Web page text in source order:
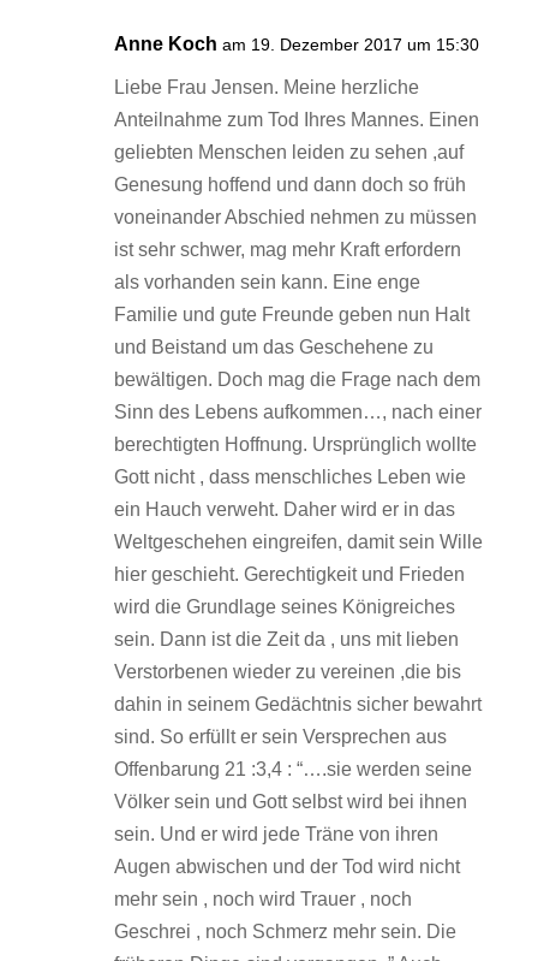
Anne Koch am 19. Dezember 2017 um 15:30
Liebe Frau Jensen. Meine herzliche
Anteilnahme zum Tod Ihres Mannes. Einen
geliebten Menschen leiden zu sehen ,auf
Genesung hoffend und dann doch so früh
voneinander Abschied nehmen zu müssen
ist sehr schwer, mag mehr Kraft erfordern
als vorhanden sein kann. Eine enge
Familie und gute Freunde geben nun Halt
und Beistand um das Geschehene zu
bewältigen. Doch mag die Frage nach dem
Sinn des Lebens aufkommen…, nach einer
berechtigten Hoffnung. Ursprünglich wollte
Gott nicht , dass menschliches Leben wie
ein Hauch verweht. Daher wird er in das
Weltgeschehen eingreifen, damit sein Wille
hier geschieht. Gerechtigkeit und Frieden
wird die Grundlage seines Königreiches
sein. Dann ist die Zeit da , uns mit lieben
Verstorbenen wieder zu vereinen ,die bis
dahin in seinem Gedächtnis sicher bewahrt
sind. So erfüllt er sein Versprechen aus
Offenbarung 21 :3,4 : “….sie werden seine
Völker sein und Gott selbst wird bei ihnen
sein. Und er wird jede Träne von ihren
Augen abwischen und der Tod wird nicht
mehr sein , noch wird Trauer , noch
Geschrei , noch Schmerz mehr sein. Die